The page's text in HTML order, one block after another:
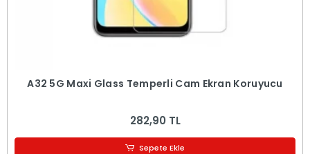
A32 5G Maxi Glass Temperli Cam Ekran Koruyucu
282,90 TL
Sepete Ekle